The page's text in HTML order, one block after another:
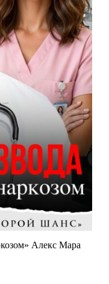
Алекс Мара